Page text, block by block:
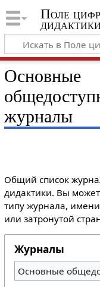
Поле
дидактики
Основные
журналы
Общий список
дидактики. Вы
типу журнала, имени
или затронутой
Журналы
Основные